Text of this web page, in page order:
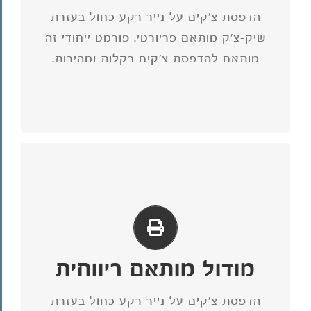
הדפסת צ'קים על נייר רקע כחול בעזרת
שיק-צ'ק מותאם פריורטי. פורמט ייחודי זה
מותאם להדפסת צ'קים בקלות ומהירות.
Priority
מודול שיק-צ'ק מותקן על המחשב במשרדכם,
עובד ברקע במקביל ל Priority ללא צורך
מודול מותאם ריווחית
הדפסת צ'קים על נייר רקע כחול בעזרת
בחיבור למסד נתונים של ריווחית.
בעזרת המודול ניתן להפיק צ'קים על גבי נייר
חלק עם פס מגנטי (רקע אחיד כחול באזור
הצ'ק).